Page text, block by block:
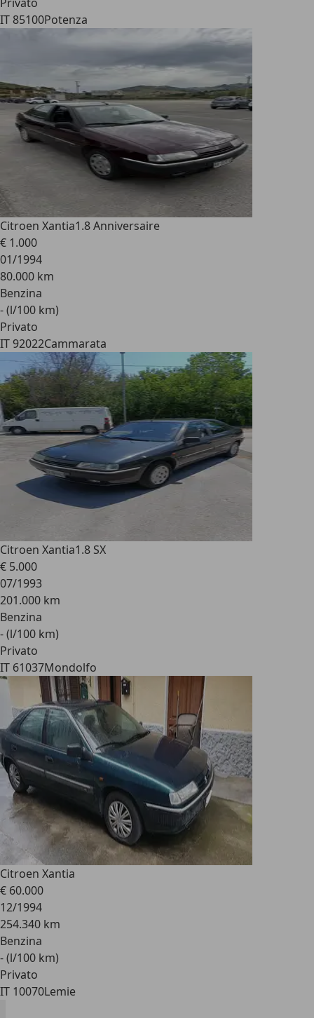
IT 85100Potenza
Citroen Xantia1.8 Anniversaire
€ 1.000
01/1994
80.000 km
Benzina
- (l/100 km)
Privato
IT 92022Cammarata
Citroen Xantia1.8 SX
€ 5.000
07/1993
201.000 km
Benzina
- (l/100 km)
Privato
IT 61037Mondolfo
Citroen Xantia
€ 60.000
12/1994
254.340 km
Benzina
- (l/100 km)
Privato
IT 10070Lemie